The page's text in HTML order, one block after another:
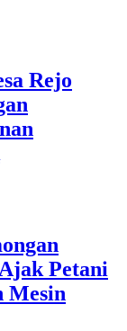
Rejo
Petani
Mesin